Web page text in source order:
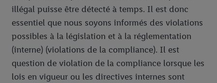
illégal puisse être détecté à temps. Il est donc
essentiel que nous soyons informés des violations
possibles à la législation et à la réglementation
(interne) (violations de la compliance). Il est
question de violation de la compliance lorsque les
lois en vigueur ou les directives internes sont